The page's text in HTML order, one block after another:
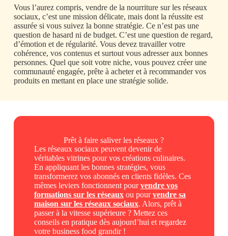
Vous l’aurez compris, vendre de la nourriture sur les réseaux
sociaux, c’est une mission délicate, mais dont la réussite est
assurée si vous suivez la bonne stratégie. Ce n’est pas une
question de hasard ni de budget. C’est une question de regard,
d’émotion et de régularité. Vous devez travailler votre
cohérence, vos contenus et surtout vous adresser aux bonnes
personnes. Quel que soit votre niche, vous pouvez créer une
communauté engagée, prête à acheter et à recommander vos
produits en mettant en place une stratégie solide.
Prêt à faire saliver les réseaux ?
Les réseaux sociaux peuvent devenir de
véritables vitrines pour vos créations culinaires.
En appliquant les bonnes stratégies, vous
transformerez vos abonnés en clients fidèles. Ces
mêmes leviers fonctionnent pourvendre vos
formations sur les réseauxou pourvendre sa
maison sur les réseaux sociaux. Alors, prêt à
passer à la vitesse supérieure ? Mettez ces
conseils en pratique dès aujourd’hui et regardez
votre business food grandir !